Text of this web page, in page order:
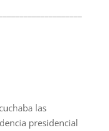
las
presidencial